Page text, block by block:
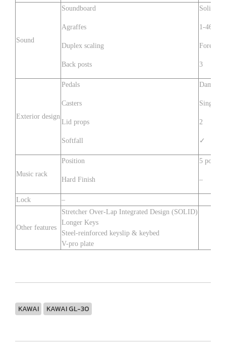
Sound
Soundboard
Agraffes
Duplex scaling
Back posts
Solid
1-46
Fore &
3
Exterior design
Pedals
Casters
Lid props
Softfall
Damper,
Single,
2
✓
Music rack
Position
Hard Finish
5
–
Lock –
Other features
Stretcher Over-Lap Integrated Design (SOLID)
Longer Keys
Steel-reinforced keyslip & keybed
V-pro plate
KAWAI KAWAI GL-30